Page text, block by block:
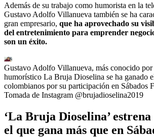
Además de su trabajo como humorista en la
Gustavo Adolfo Villanueva también se ha
gran empresario, que ha aprovechado su
del entretenimiento para emprender
son un éxito.
Gustavo Adolfo Villanueva, más conocido por
humorístico La Bruja Dioselina se ha ganado
colombianos por su participación en Sábados
Tomada de Instagram @brujadioselina2019
‘La Bruja Dioselina’ estrena
el que gana más que en